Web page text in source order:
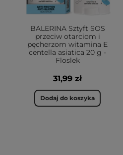
BALERINA Sztyft SOS
przeciw otarciom i
pęcherzom witamina E
centella asiatica 20 g -
Floslek
31,99 zł
Dodaj do koszyka